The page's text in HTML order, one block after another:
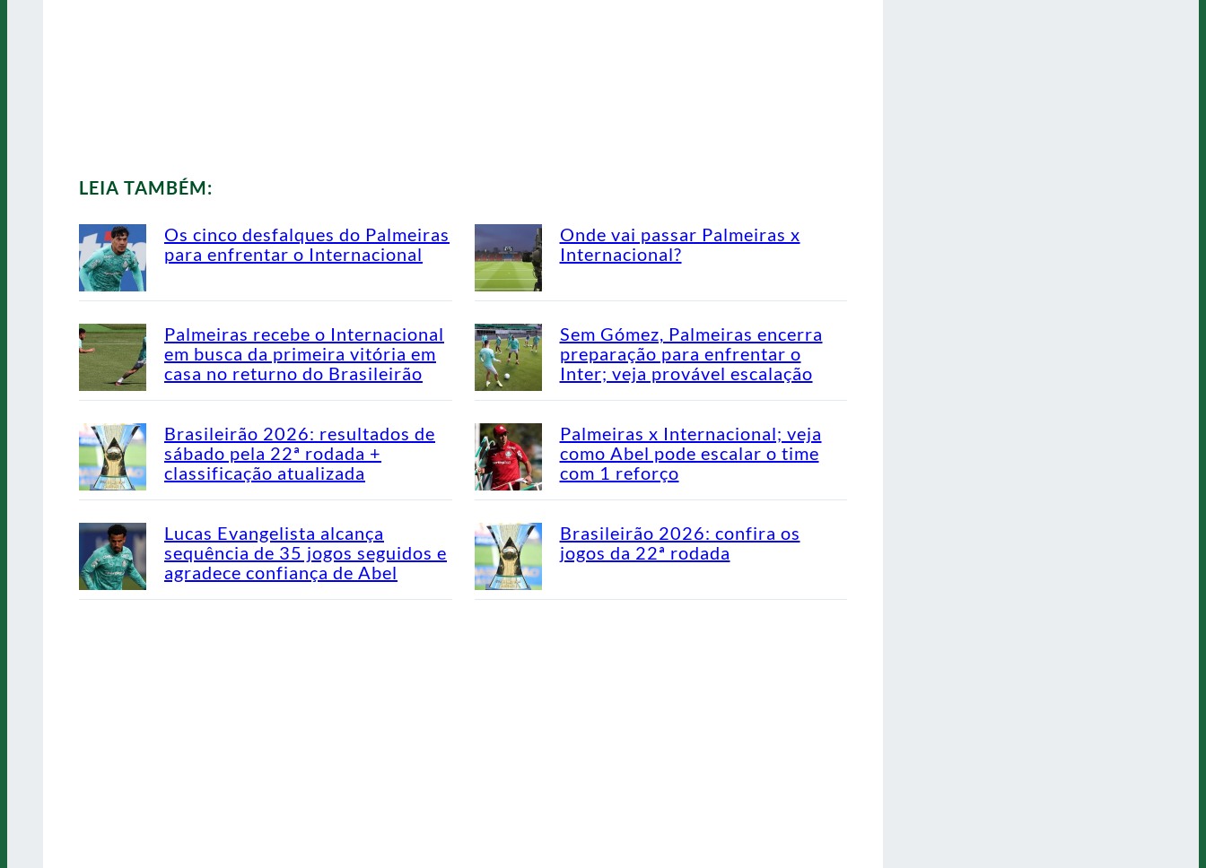
LEIA TAMBÉM:
Os cinco desfalques do Palmeiras
para enfrentar o Internacional
Onde vai passar Palmeiras x
Internacional?
Palmeiras recebe o Internacional
em busca da primeira vitória em
casa no returno do Brasileirão
Sem Gómez, Palmeiras encerra
preparação para enfrentar o
Inter; veja provável escalação
Brasileirão 2026: resultados de
sábado pela 22ª rodada +
classificação atualizada
Palmeiras x Internacional; veja
como Abel pode escalar o time
com 1 reforço
Lucas Evangelista alcança
sequência de 35 jogos seguidos e
agradece confiança de Abel
Brasileirão 2026: confira os
jogos da 22ª rodada